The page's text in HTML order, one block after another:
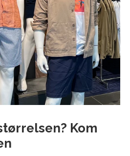
Kom